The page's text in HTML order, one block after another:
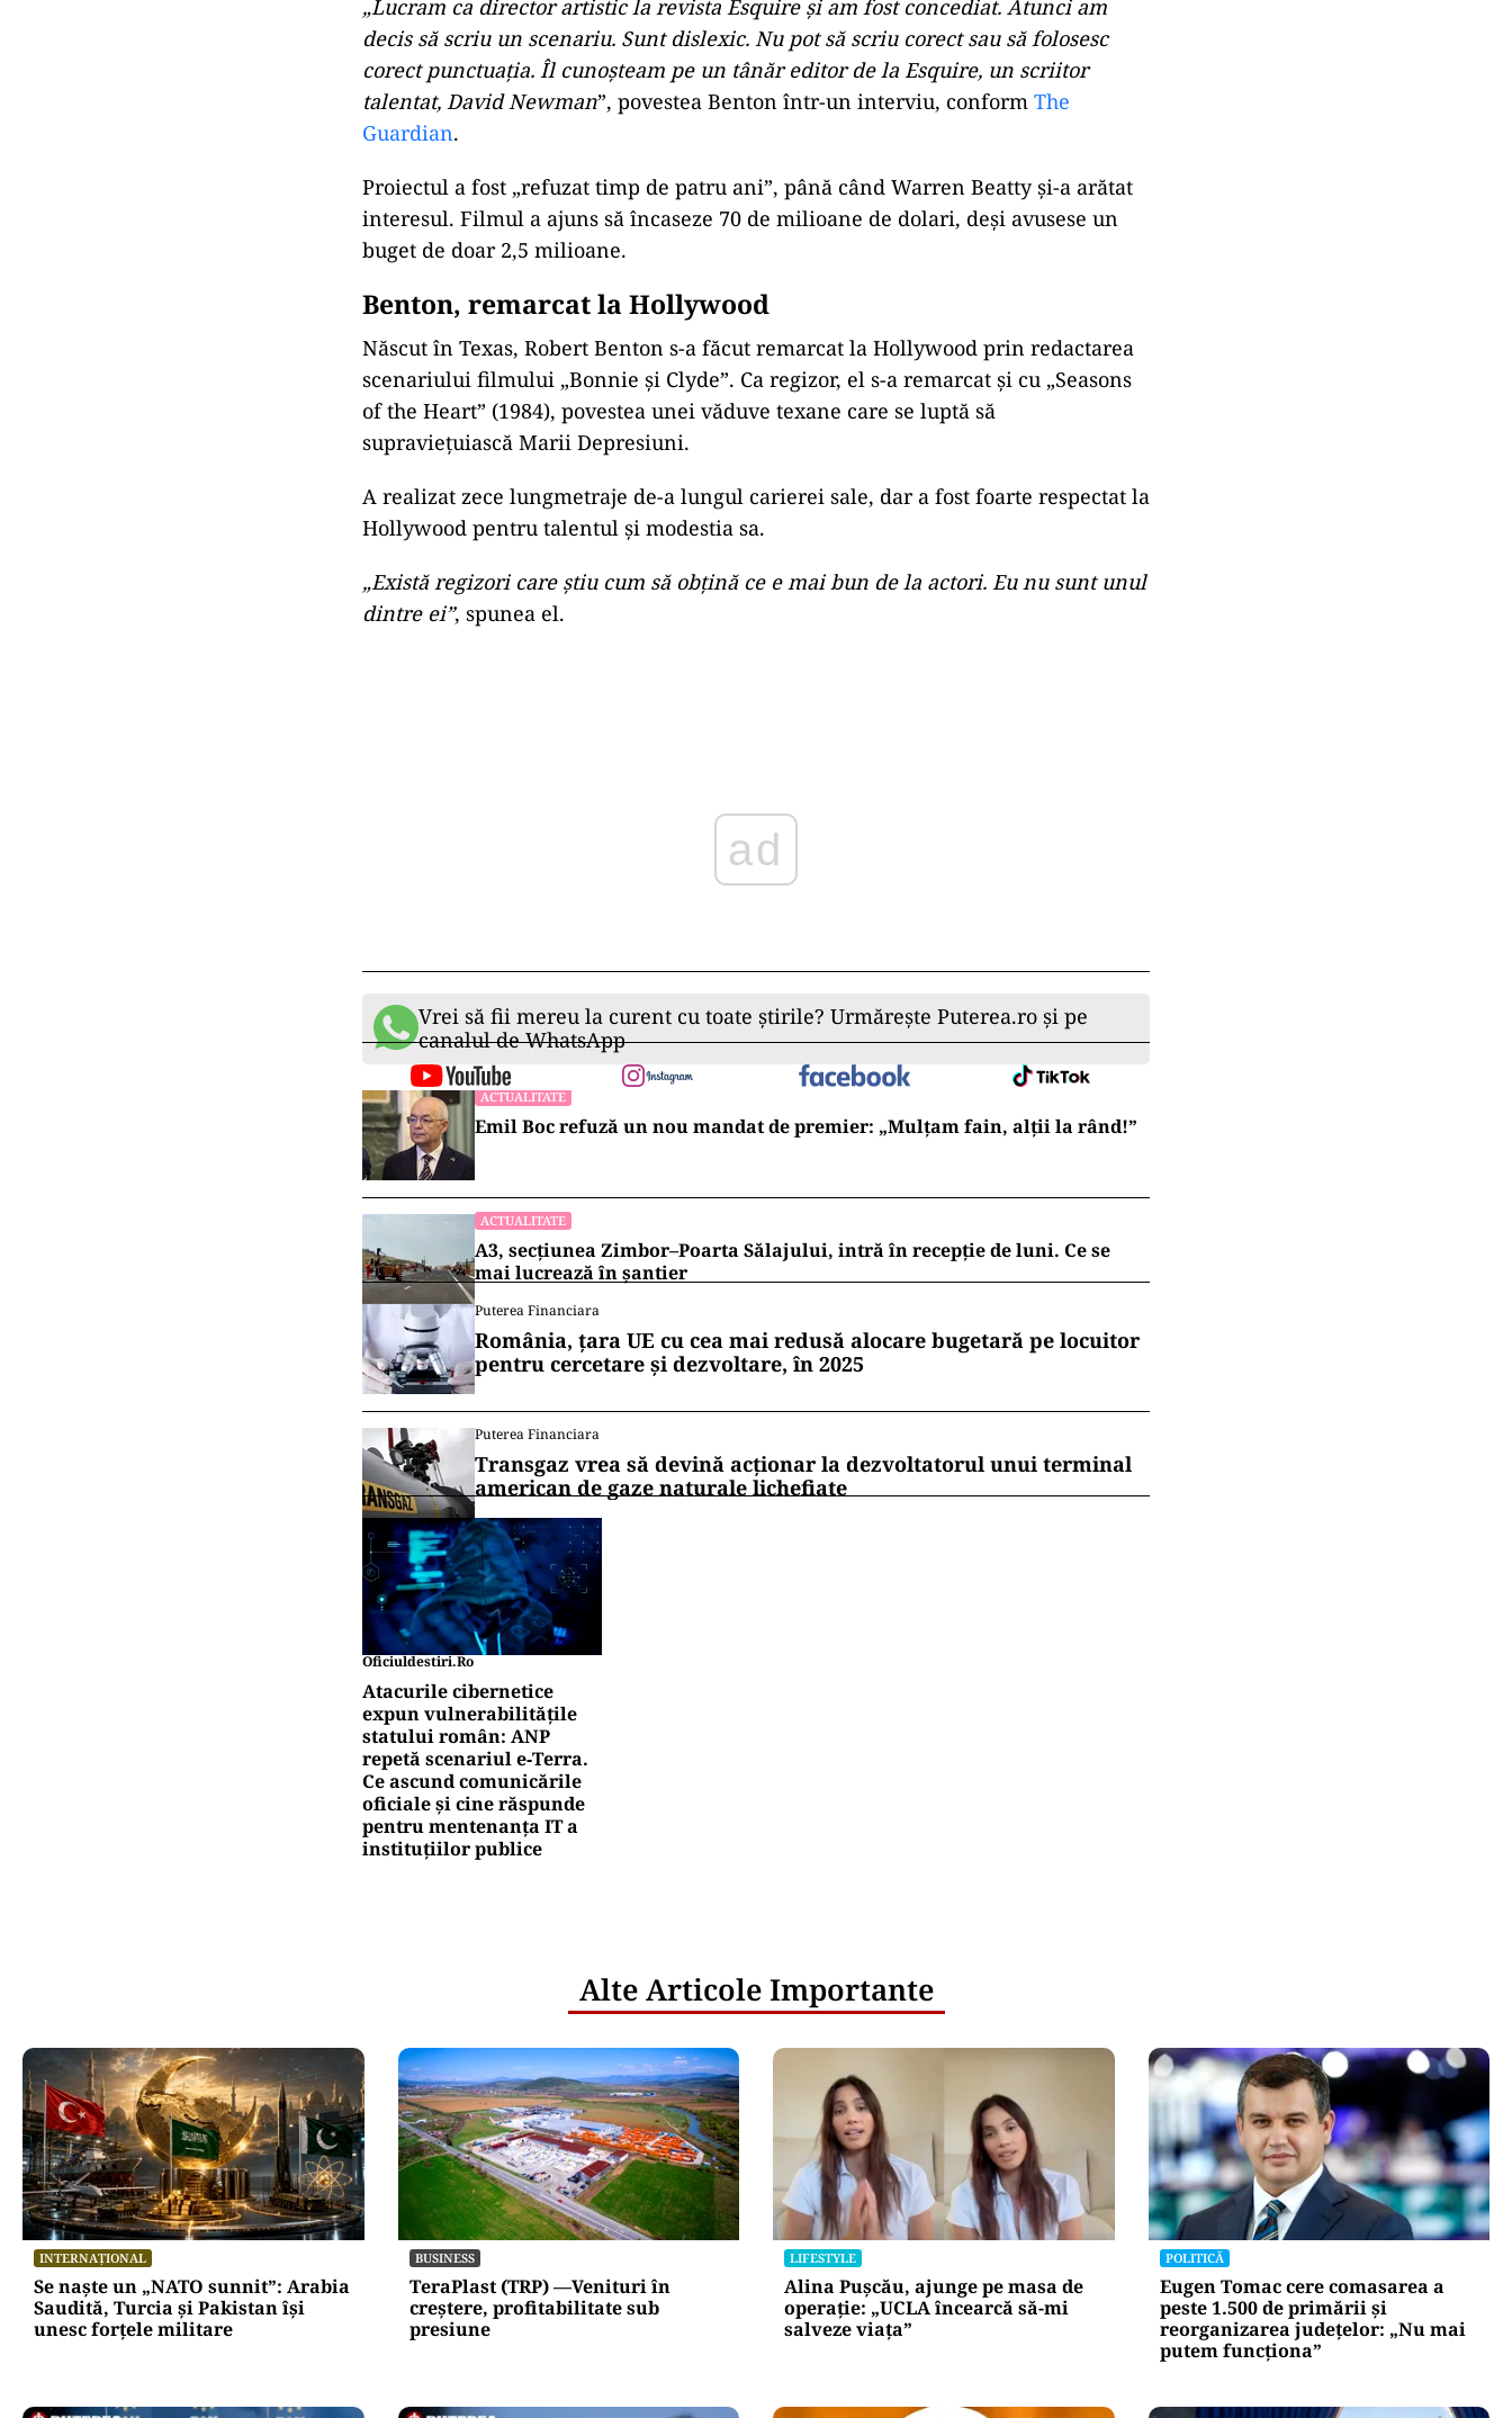
ad
Primarecunoașterecinematograficăa regizorului a fost după ce a scris filmul de
succes „Bonnie și Clyde din 1967”, alături de David Newman.
„Lucram ca director artistic la revista Esquire și am fost concediat. Atunci am
decis să scriu un scenariu. Sunt dislexic. Nu pot să scriu corect sau să folosesc
corect punctuația. Îl cunoșteam pe un tânăr editor de la Esquire, un scriitor
talentat, David Newman
”, povestea Benton într-un interviu, conform
Guardian
Proiectul a fost „refuzat timp de patru ani”, până când Warren Beatty și-a arătat
interesul. Filmul a ajuns să încaseze 70 de milioane de dolari, deși avusese un
buget de doar 2,5 milioane.
A realizat zece lungmetraje de-a lungul carierei sale, dar a fost foarte respectat la
„Există regizori care ştiu cum să obţină ce e mai bun de la actori. Eu nu sunt unul
ad
Vrei să fii mereu la curent cu toate știrile? Urmărește Puterea.ro și pe
canalul de WhatsApp
ACTUALITATE
ACTUALITATE
A3, secțiunea Zimbor–Poarta Sălajului, intră în recepție de luni. Ce se
mai lucrează în șantier
Puterea Financiara
România, țara UE cu cea mai redusă alocare bugetară pe locuitor
pentru cercetare și dezvoltare, în 2025
Puterea Financiara
Transgaz vrea să devină acționar la dezvoltatorul unui terminal
Oficiuldestiri.ro
Atacurile cibernetice
expun vulnerabilitățile
statului român: ANP
repetă scenariul e‑Terra.
Ce ascund comunicările
oficiale și cine răspunde
pentru mentenanța IT a
instituțiilor publice